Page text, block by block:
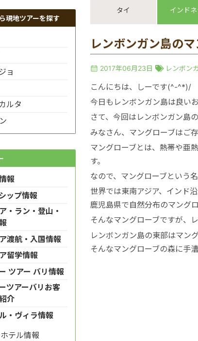
タイ インド
レンボンガン島の
2017年06月23日 レンボン
こんにちは、しーです(^-^*)/
今日もレンボンガン島は良い
さて、今回はレンボンガン島
みなさん、マングローブはご
マングローブとは、熱帯や亜
す。
なので、マングローブという
世界では東南アジア、インド
鹿児島県で自然分布のマング
そんなマングローブですが、
レンボンガン島の東部はマン
そんなマングローブの森に手
現地ツアーを探す
ョ
ルタ
報
ップ情報
・ラン・登山・
渡航・入国情報
留学情報
ツアー バリ情報
ツアーバリお客
介
・ヴィラ情報
テル情報